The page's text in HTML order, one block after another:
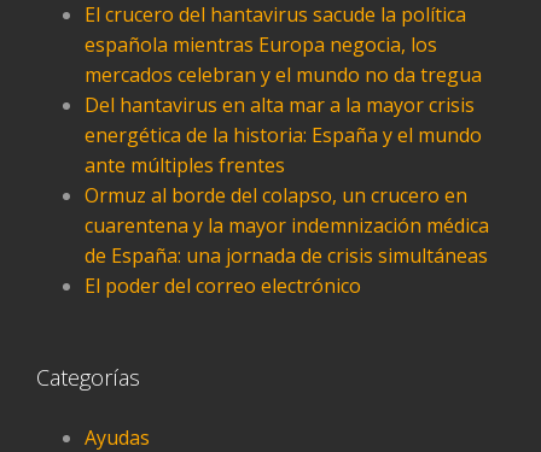
El crucero del hantavirus sacude la política
española mientras Europa negocia, los
mercados celebran y el mundo no da tregua
Del hantavirus en alta mar a la mayor crisis
energética de la historia: España y el mundo
ante múltiples frentes
Ormuz al borde del colapso, un crucero en
cuarentena y la mayor indemnización médica
de España: una jornada de crisis simultáneas
El poder del correo electrónico
Categorías
Ayudas